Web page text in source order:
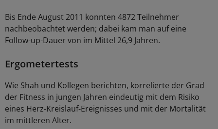
Bis Ende August 2011 konnten 4872 Teilnehmer
nachbeobachtet werden; dabei kam man auf eine
Follow-up-Dauer von im Mittel 26,9 Jahren.
Ergometertests
Wie Shah und Kollegen berichten, korrelierte der Grad
der Fitness in jungen Jahren eindeutig mit dem Risiko
eines Herz-Kreislauf-Ereignisses und mit der Mortalität
im mittleren Alter.